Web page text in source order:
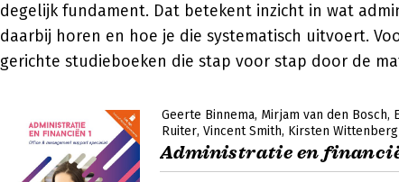
degelijk fundament. Dat betekent inzicht in wat
daarbij horen en hoe je die systematisch uitvoert.
gerichte studieboeken die stap voor stap door de
Geerte Binnema Mirjam van den Bosch
Ruiter Vincent Smith Kirsten Wittenberg
Administratie en